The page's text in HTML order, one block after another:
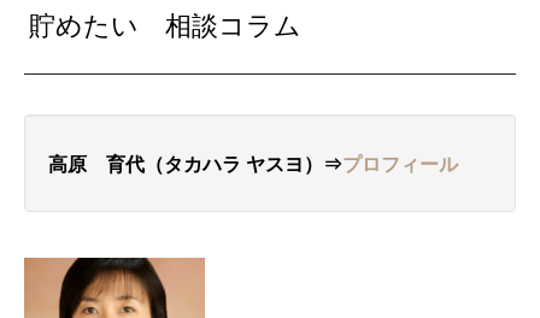
貯めたい 相談コラム
高原 育代（タカハラ ヤスヨ ）⇒プロフィール